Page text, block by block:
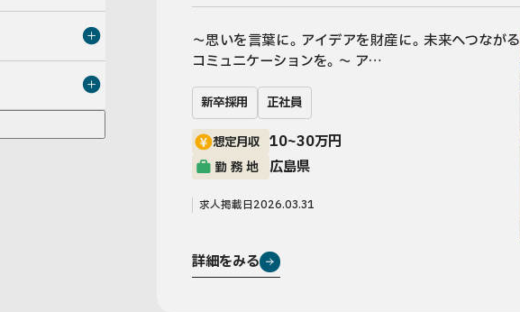
～思いを言葉に。アイデアを財産に。未来へつながる
コミュニケーションを。～ ア…
新卒採用 正社員
想定月収 10~30万円
勤務地 広島県
求人掲載日2026.03.31
詳細をみる